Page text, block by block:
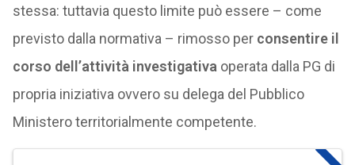
stessa: tuttavia questo limite può essere – come
previsto dalla normativa – rimosso per consentire il
corso dell’attività investigativa operata dalla PG di
propria iniziativa ovvero su delega del Pubblico
Ministero territorialmente competente.